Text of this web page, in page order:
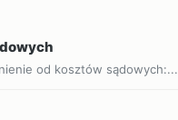
od kosztów sądowych:...